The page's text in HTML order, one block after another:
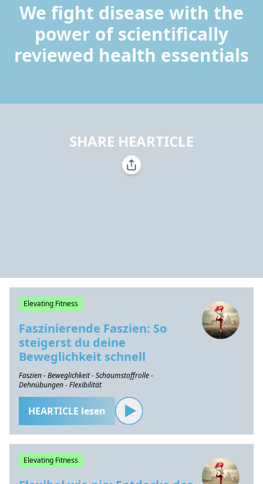
We fight disease with the
power of scientifically
reviewed health essentials
SHARE HEARTICLE
Elevating Fitness
Faszinierende Faszien: So
steigerst du deine
Beweglichkeit schnell
Faszien - Beweglichkeit - Schaumstoffrolle -
Dehnübungen - Flexibilität
HEARTICLE lesen
Elevating Fitness